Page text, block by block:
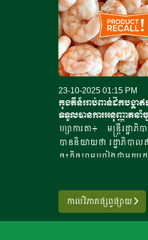
23-10-2025 01:15 PM
កុងតឺន័ររាប់ពាន់ដឹកបង្គ
ទទួលបានការអនុញ្ញាតនាំ​
រអាម៉េរិក
ហ្សាការតា៖ មន្ត្រីរដ្ឋា
បាននិយាយថា រដ្ឋាភិបាល
ចុះកិច្ចព្រមព្រៀងជាមួយរ
ផលិតផលបង្គាឥណ្ឌូនេស៊ីទៅ
អាម៉េរិក។ ប្រធានទីភ្នាក់ងា
កាលវិភាគផ្សព្វផ្សាយ